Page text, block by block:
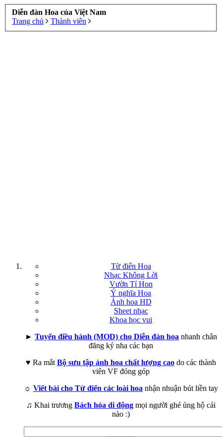
Diễn đàn Hoa của Việt Nam
Trang chủ
Thành viên
Từ điển Hoa
Nhạc Không Lời
Vườn Tí Hon
Ý nghĩa Hoa
Ảnh hoa HD
Sheet nhạc
Khoa học vui
► Tuyển điều hành (MOD) cho Diễn đàn hoa nhanh chân
đăng ký nha các bạn
♥ Ra mắt Bộ sưu tập ảnh hoa chất lượng cao do các thành
viên VF đóng góp
☼ Viết bài cho Từ điển các loài hoa nhận nhuận bút liền tay
♫ Khai trương Bách hóa di động mọi người ghé ủng hộ cái
nào :)